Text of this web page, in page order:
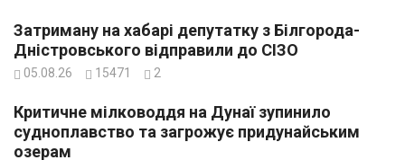
Затриману на хабарі депутатку з Білгорода-
Дністровського відправили до СІЗО
05.08.26 15471 2
Критичне мілководдя на Дунаї зупинило
судноплавство та загрожує придунайським
озерам